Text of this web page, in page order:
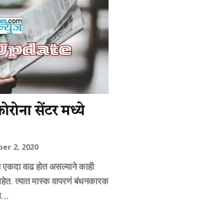
सेंटर मध्ये
2, 2020
एकदा वाढ होत असल्याने काही
त्यात मास्क वापरणं बंधनकारक